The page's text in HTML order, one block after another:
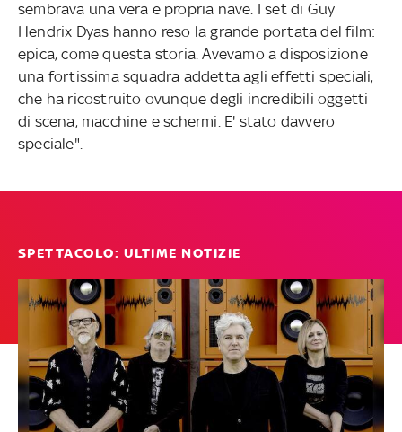
sembrava una vera e propria nave. I set di Guy
Hendrix Dyas hanno reso la grande portata del film:
epica, come questa storia. Avevamo a disposizione
una fortissima squadra addetta agli effetti speciali,
che ha ricostruito ovunque degli incredibili oggetti
di scena, macchine e schermi. E' stato davvero
speciale".
SPETTACOLO: ULTIME NOTIZIE